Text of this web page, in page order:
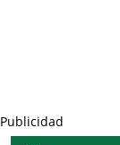
Publicidad